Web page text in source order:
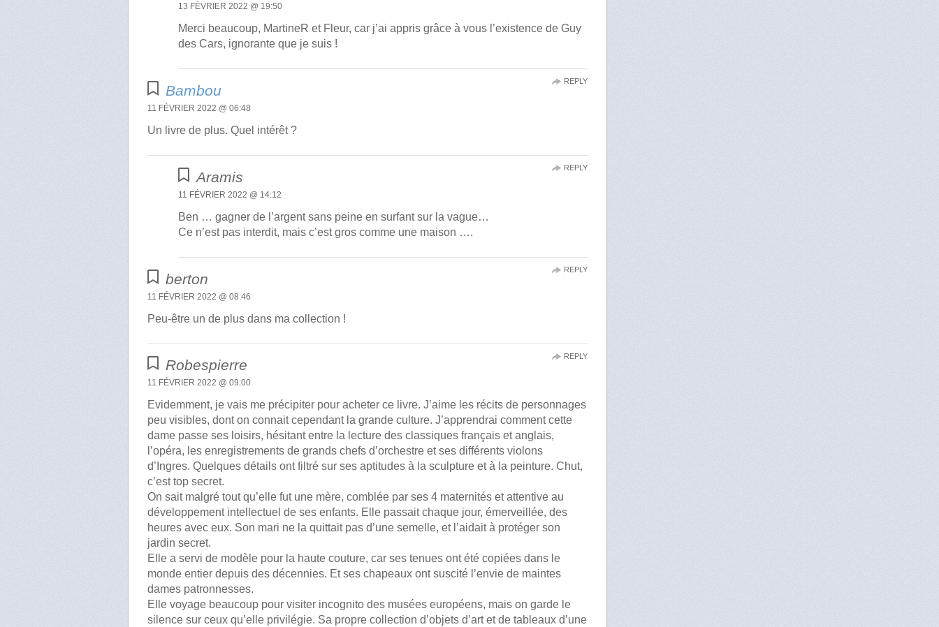
13 FÉVRIER 2022 @ 19:50
Merci beaucoup, MartineR et Fleur, car j’ai appris grâce à vous l’existence de Guy
des Cars, ignorante que je suis !
Bambou
11 FÉVRIER 2022 @ 06:48
Un livre de plus. Quel intérêt ?
REPLY
Aramis
11 FÉVRIER 2022 @ 14:12
Ben … gagner de l’argent sans peine en surfant sur la vague…
Ce n’est pas interdit, mais c’est gros comme une maison ….
REPLY
berton
11 FÉVRIER 2022 @ 08:46
Peu-être un de plus dans ma collection !
REPLY
Robespierre
11 FÉVRIER 2022 @ 09:00
Evidemment, je vais me précipiter pour acheter ce livre. J’aime les récits de personnages
peu visibles, dont on connait cependant la grande culture. J’apprendrai comment cette
dame passe ses loisirs, hésitant entre la lecture des classiques français et anglais,
l’opéra, les enregistrements de grands chefs d’orchestre et ses différents violons
d’Ingres. Quelques détails ont filtré sur ses aptitudes à la sculpture et à la peinture. Chut,
c’est top secret.
On sait malgré tout qu’elle fut une mère, comblée par ses 4 maternités et attentive au
développement intellectuel de ses enfants. Elle passait chaque jour, émerveillée, des
heures avec eux. Son mari ne la quittait pas d’une semelle, et l’aidait à protéger son
jardin secret.
Elle a servi de modèle pour la haute couture, car ses tenues ont été copiées dans le
monde entier depuis des décennies. Et ses chapeaux ont suscité l’envie de maintes
dames patronnesses.
Elle voyage beaucoup pour visiter incognito des musées européens, mais on garde le
silence sur ceux qu’elle privilégie. Sa propre collection d’objets d’art et de tableaux d’une
REPLY